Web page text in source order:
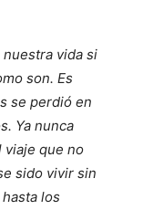
nuestra vida si
son. Es
se perdió en
Ya nunca
que no
sido vivir sin
los